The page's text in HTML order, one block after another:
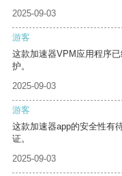
2025-09-03
游客
这款加速器VPM应用程序
护。
2025-09-03
游客
这款加速器app的安全性有
证。
2025-09-03